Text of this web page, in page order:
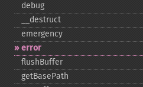
debug
_​_​destruct
emergency
error
flushBuffer
getBasePath